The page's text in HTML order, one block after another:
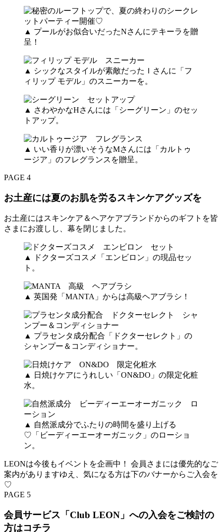
▲ プールがお似合いだったNさんにテキーラを贈
呈！
▲ シックなスタイルが素敵だったＩさんに「フ
ィリップ モデル」のスニーカーを。
▲ さわやかなHさんには「シーグリーン」のセッ
トアップ。
▲ いい香りが漂いそうなMさんには「カルトゥ
ージア」のフレグランスを贈呈。
PAGE 4
お土産には夏のお肌を労るスキンケアグッズを
お土産にはスキンケア＆ヘアケアブランドからのギフトを皆
さまにお渡しし、幕を閉じました。
▲ ドクターズコスメ「エンビロン」の現品セッ
ト。
▲ 英国発「MANTA」からは高級ヘアブラシ！
▲ プラセンタ成分配合「ドクターセレクト」の
シャンプー＆コンディショナー。
▲ 日焼けケアにうれしい「ON&DO」の限定化粧
水。
▲ 自然派成分でふたりの時間を盛り上げる
♡「ビーディーエーオーガニック」のローショ
ン。
LEONは今後もイベントを企画中！ 会員さまには優先的なご
案内がありますゆえ、気になる方は下のバナーからご入会を
♡
PAGE 5
会員サービス「Club LEON」への入会をご検討の
方はコチラ